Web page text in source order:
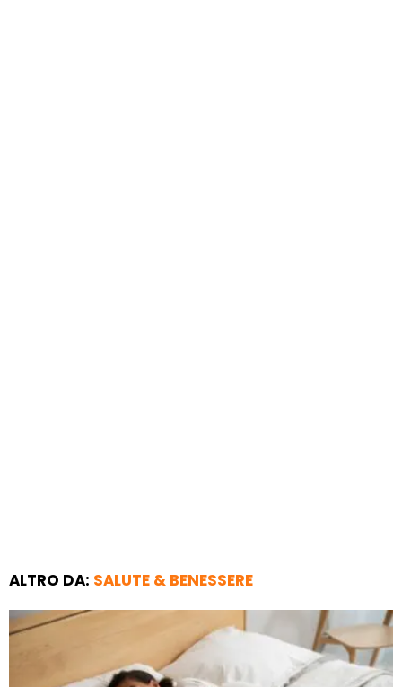
ALTRO DA: SALUTE & BENESSERE